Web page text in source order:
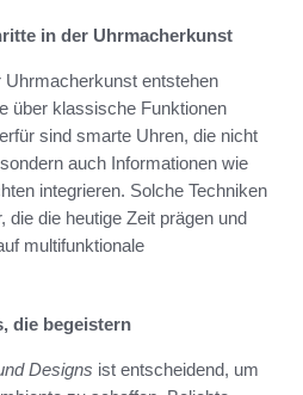
in der Uhrmacherkunst
Uhrmacherkunst entstehen
über klassische Funktionen
sind smarte Uhren, die nicht
auch Informationen wie
integrieren. Solche Techniken
die die heutige Zeit prägen und
multifunktionale
die begeistern
Designs ist entscheidend, um